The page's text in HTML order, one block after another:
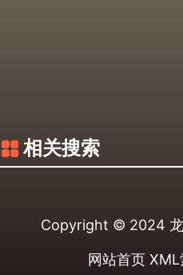
相关搜索
Copyright © 2024
网站首页 XML